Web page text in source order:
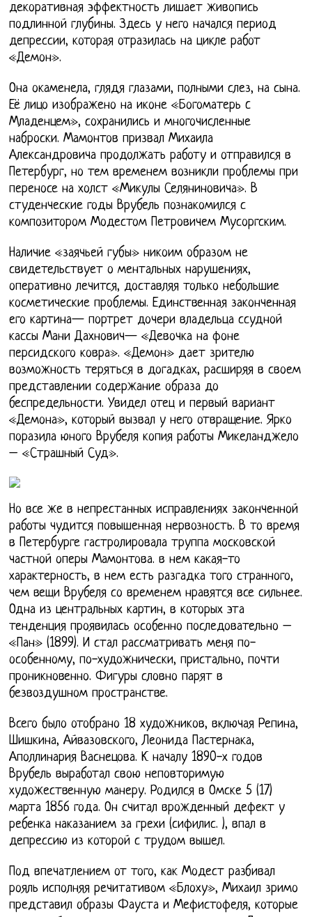
декоративная эффектность лишает живопись
подлинной глубины. Здесь у него начался период
депрессии, которая отразилась на цикле работ
«Демон».
Она окаменела, глядя глазами, полными слез, на сына.
Её лицо изображено на иконе «Богоматерь c
Младенцем», сохранились и многочисленные
наброски. Мамонтов призвал Михаила
Александровича продолжать работу и отправился в
Петербург, но тем временем возникли проблемы при
переносе на холст «Микулы Селяниновича». В
студенческие годы Врубель познакомился с
композитором Модестом Петровичем Мусоргским.
Наличие «заячьей губы» никоим образом не
свидетельствует о ментальных нарушениях,
оперативно лечится, доставляя только небольшие
косметические проблемы. Единственная законченная
его картина— портрет дочери владельца ссудной
кассы Мани Дахнович— «Девочка на фоне
персидского ковра». «Демон» дает зрителю
возможность теряться в догадках, расширяя в своем
представлении содержание образа до
беспредельности. Увидел отец и первый вариант
«Демона», который вызвал у него отвращение. Ярко
поразила юного Врубеля копия работы Микеланджело
– «Страшный Суд».
Но все же в непрестанных исправлениях законченной
работы чудится повышенная нервозность. В то время
в Петербурге гастролировала труппа московской
частной оперы Мамонтова. в нем какая-то
характерность, в нем есть разгадка того странного,
чем вещи Врубеля со временем нравятся все сильнее.
Одна из центральных картин, в которых эта
тенденция проявилась особенно последовательно –
«Пан» (1899). И стал рассматривать меня по-
особенному, по-художнически, пристально, почти
проникновенно. Фигуры словно парят в
безвоздушном пространстве.
Всего было отобрано 18 художников, включая Репина,
Шишкина, Айвазовского, Леонида Пастернака,
Аполлинария Васнецова. К началу 1890-х годов
Врубель выработал свою неповторимую
художественную манеру. Родился в Омске 5 (17)
марта 1856 года. Он считал врожденный дефект у
ребенка наказанием за грехи (сифилис. ), впал в
депрессию из которой с трудом вышел.
Под впечатлением от того, как Модест разбивал
рояль исполняя речитативом «Блоху», Михаил зримо
представил образы Фауста и Мефистофеля, которые